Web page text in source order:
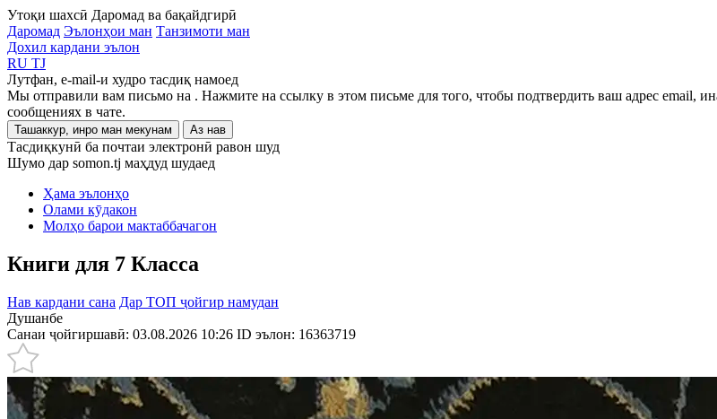
Утоқи шахсӣ Даромад ва бақайдгирӣ
Даромад Эълонҳои ман Танзимоти ман
Дохил кардани эълон
RU TJ
Лутфан, e-mail-и худро тасдиқ намоед
Мы отправили вам письмо на . Нажмите на ссылку в этом письме для того, чтобы подтвердить ваш адрес email,
сообщениях в чате.
Ташаккур, инро ман мекунам Аз нав
Тасдиқкунӣ ба почтаи электронӣ равон шуд
Шумо дар somon.tj маҳдуд шудаед
Ҳама эълонҳо
Олами кӯдакон
Молҳо барои мактаббачагон
Книги для 7 Класса
Нав кардани сана Дар ТОП ҷойгир намудан
Душанбе
Санаи ҷойгиршавӣ: 03.08.2026 10:26 ID эълон: 16363719